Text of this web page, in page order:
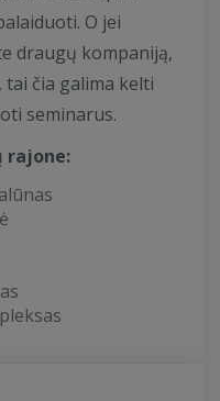
O jei
draugų kompaniją,
čia galima kelti
seminarus.
rajone: